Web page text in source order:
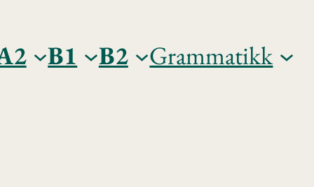
B1 B2 Grammatikk